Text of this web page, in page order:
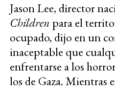
Jason Lee, director
Children para el
ocupado, dijo en un
inaceptable que
enfrentarse a los
los de Gaza. Mientras